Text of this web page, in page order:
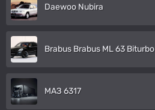
Daewoo Nubira
Brabus Brabus ML 63 Biturbo
МАЗ 6317